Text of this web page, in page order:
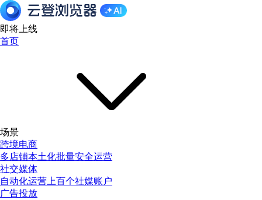
即将上线
首页
场景
跨境电商
多店铺本土化批量安全运营
社交媒体
自动化运营上百个社媒账户
广告投放